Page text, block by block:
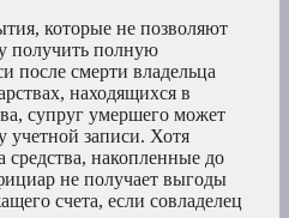
которые не позволяют
получить полную
после смерти владельца
находящихся в
супруг умершего может
учетной записи. Хотя
средства, накопленные до
не получает выгоды
счета, если совладелец